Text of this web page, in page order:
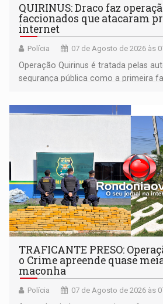
QUIRINUS: Draco faz
faccionados que atacaram
internet
Polícia 07 de Agosto de 2026 às
Operação Quirinus é tratada pelas
segurança pública como a primeira
TRAFICANTE PRESO:
o Crime apreende quase
maconha
Polícia 07 de Agosto de 2026 às